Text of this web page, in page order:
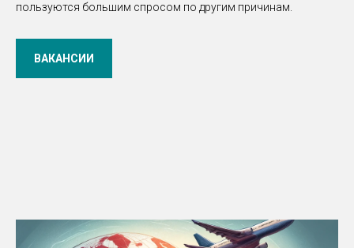
пользуются большим спросом по другим причинам.
ВАКАНСИИ